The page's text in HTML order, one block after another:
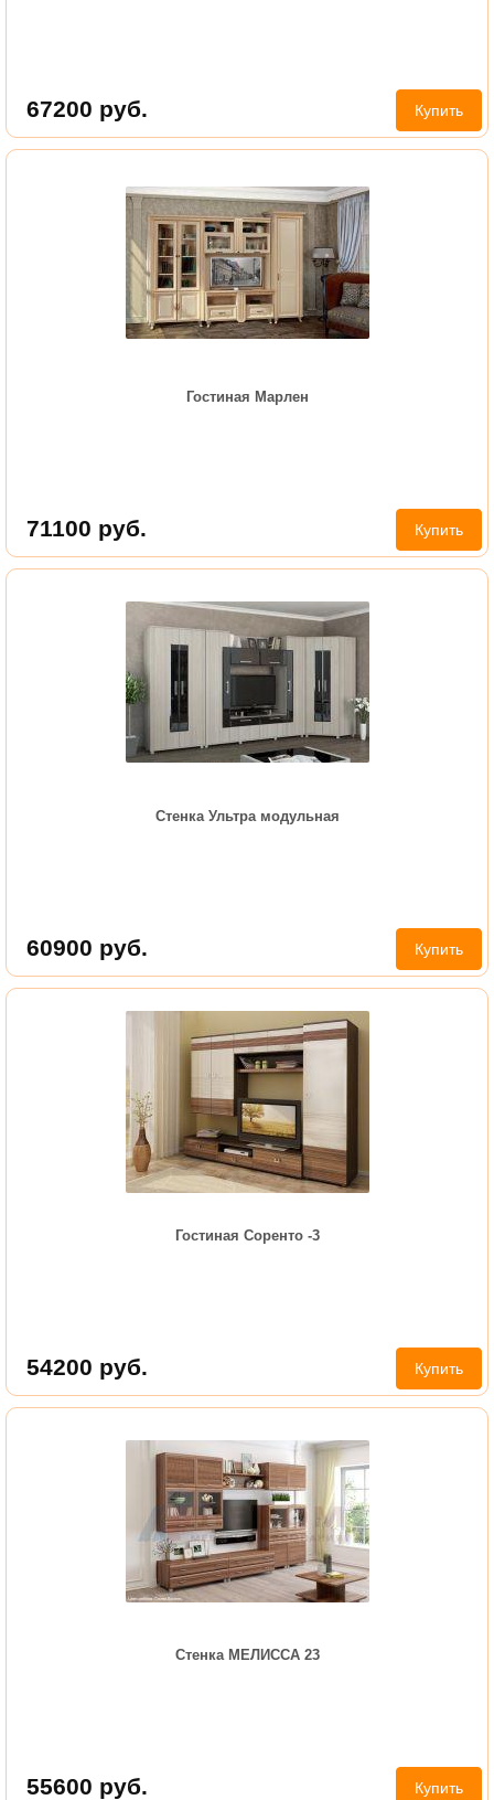
67200 руб. Купить
Гостиная Марлен
71100 руб. Купить
Cтенка Ультра модульная
60900 руб. Купить
Гостиная Соренто -3
54200 руб. Купить
Стенка МЕЛИССА 23
55600 руб. Купить